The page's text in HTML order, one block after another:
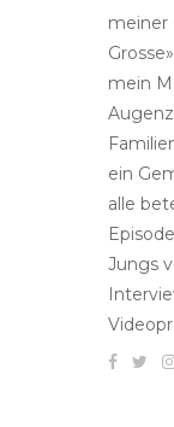
meiner
mein
ein
alle
Jungs